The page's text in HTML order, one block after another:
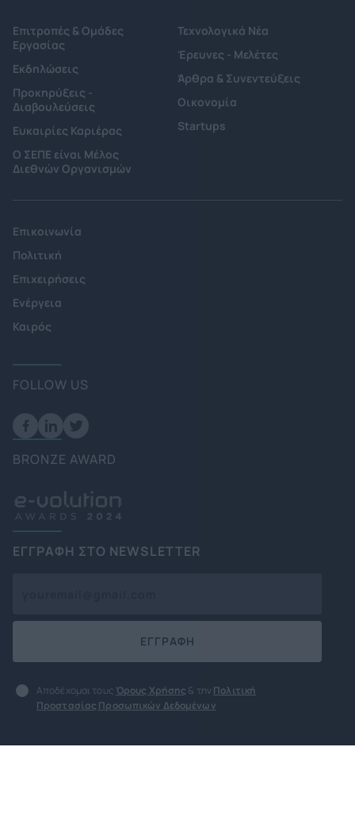
Επιτροπές & Ομάδες
Εργασίας
Εκδηλώσεις
Προκηρύξεις -
Διαβουλεύσεις
Ευκαιρίες Καριέρας
Ο ΣΕΠΕ είναι Μέλος
Διεθνών Οργανισμών
Τεχνολογικά Νέα
Έρευνες - Μελέτες
Άρθρα & Συνεντεύξεις
Οικονομία
Startups
Επικοινωνία
Πολιτική
Επιχειρήσεις
Ενέργεια
Καιρός
FOLLOW US
BRONZE AWARD
ΕΓΓΡΑΦΗ ΣΤΟ NEWSLETTER
ΕΓΓΡΑΦΗ
Αποδέχομαι τους Όρους Χρήσης & την Πολιτική
Προστασίας Προσωπικών Δεδομένων